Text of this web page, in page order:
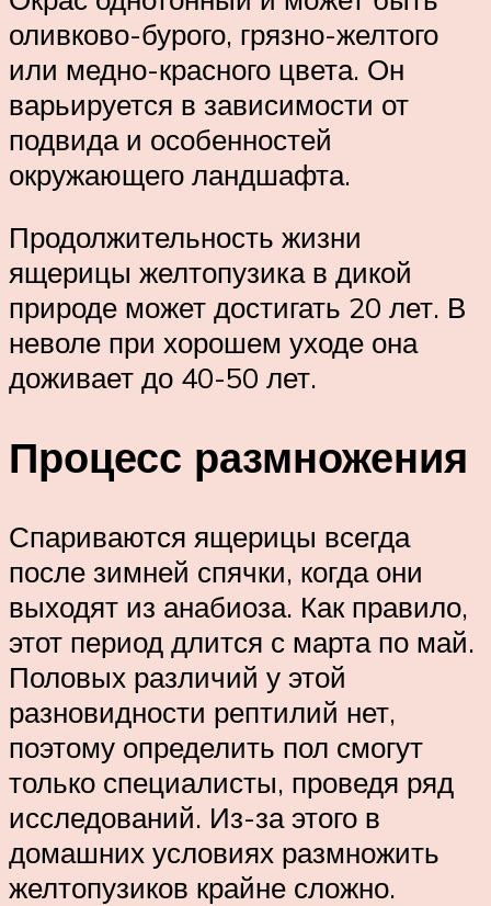
оливково-бурого, грязно-желтого
или медно-красного цвета. Он
варьируется в зависимости от
подвида и особенностей
окружающего ландшафта.
Продолжительность жизни
ящерицы желтопузика в дикой
природе может достигать 20 лет. В
неволе при хорошем уходе она
доживает до 40-50 лет.
Процесс размножения
Спариваются ящерицы всегда
после зимней спячки, когда они
выходят из анабиоза. Как правило,
этот период длится с марта по май.
Половых различий у этой
разновидности рептилий нет,
поэтому определить пол смогут
только специалисты, проведя ряд
исследований. Из-за этого в
домашних условиях размножить
желтопузиков крайне сложно.